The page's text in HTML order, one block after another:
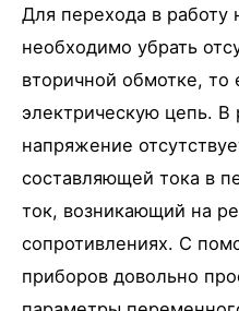
Для перехода в работу
необходимо убрать
вторичной обмотке, то
электрическую цепь. В
напряжение
составляющей тока в
ток, возникающий на
сопротивлениях. С
приборов довольно